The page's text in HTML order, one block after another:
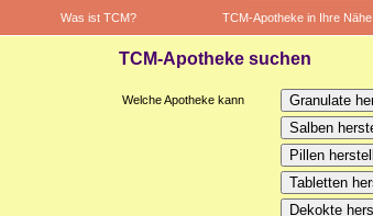
Was ist TCM? TCM-Apotheke in Ihre Nähe
TCM-Apotheke suchen
Welche Apotheke kann